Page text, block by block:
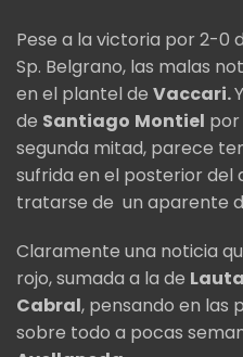
Pese a la victoria por 2-0
Sp. Belgrano, las malas
en el plantel de Vaccari.
de Santiago Montiel por
segunda mitad, parece
sufrida en el posterior
tratarse de un aparente
Claramente una noticia
rojo, sumada a la de
Cabral, pensando en las
sobre todo a pocas